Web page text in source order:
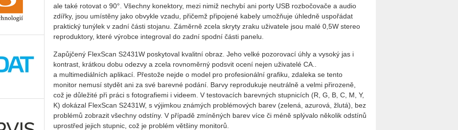
ale také rotovat o 90°. Všechny konektory, mezi nimiž nechybí ani porty USB rozbočovače a audio
zdířky, jsou umístěny jako obvykle vzadu, přičemž připojené kabely umožňuje úhledně uspořádat
praktický tunýlek v zadní části stojanu. Záměrně zcela skryty zraku uživatele jsou malé 0,5W stereo
reproduktory, které výrobce integroval do zadní spodní části panelu.
Zapůjčený FlexScan S2431W poskytoval kvalitní obraz. Jeho velké pozorovací úhly a vysoký jas i
kontrast, krátkou dobu odezvy a zcela rovnoměrný podsvit ocení nejen uživatelé CA..
a multimediálních aplikací. Přestože nejde o model pro profesionální grafiku, zdaleka se tento
monitor nemusí stydět ani za své barevné podání. Barvy reprodukuje neutrálně a velmi přirozeně,
což je důležité při práci s fotografiemi i videem. V testovacích barevných stupnicích (R, G, B, C, M, Y,
K) dokázal FlexScan S2431W, s výjimkou známých problémových barev (zelená, azurová, žlutá), bez
problémů zobrazit všechny odstíny. V případě zmíněných barev více či méně splývalo několik odstínů
uprostřed jejich stupnic, což je problém většiny monitorů.